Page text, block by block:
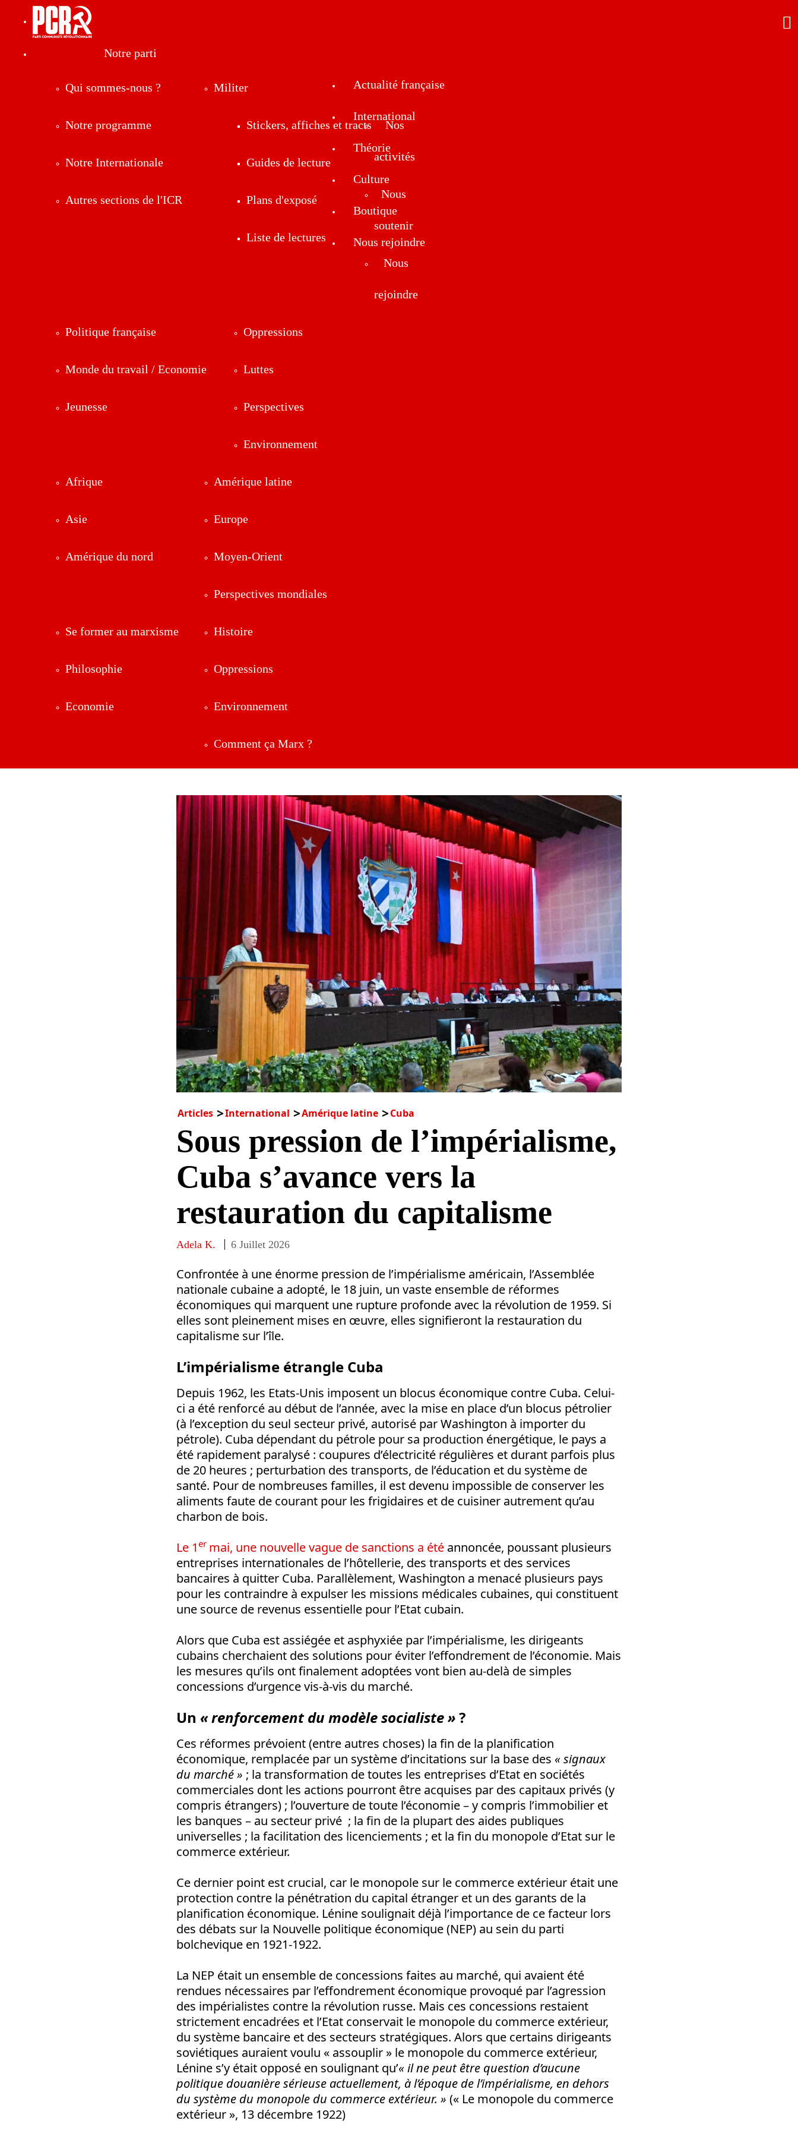
Notre parti
Qui sommes-nous ?
Notre programme
Notre Internationale
Autres sections de l'ICR
Militer
Stickers, affiches et tracts
Guides de lecture
Plans d'exposé
Liste de lectures
Nos
activités
Nous
soutenir
Nous
rejoindre
Actualité française
Politique française
Monde du travail / Economie
Jeunesse
Oppressions
Luttes
Perspectives
Environnement
International
Afrique
Asie
Amérique du nord
Amérique latine
Europe
Moyen-Orient
Perspectives mondiales
Théorie
Se former au marxisme
Philosophie
Economie
Histoire
Oppressions
Environnement
Comment ça Marx ?
Culture
Boutique
Nous rejoindre
Articles International Amérique latine Cuba
Sous pression de l’impérialisme,
Cuba s’avance vers la
restauration du capitalisme
Adela K. 6 Juillet 2026
Confrontée à une énorme pression de l’impérialisme américain, l’Assemblée
nationale cubaine a adopté, le 18 juin, un vaste ensemble de réformes
économiques qui marquent une rupture profonde avec la révolution de 1959. Si
elles sont pleinement mises en œuvre, elles signifieront la restauration du
capitalisme sur l’île.
L’impérialisme étrangle Cuba
Depuis 1962, les Etats-Unis imposent un blocus économique contre Cuba. Celui-
ci a été renforcé au début de l’année, avec la mise en place d’un blocus pétrolier
(à l’exception du seul secteur privé, autorisé par Washington à importer du
pétrole). Cuba dépendant du pétrole pour sa production énergétique, le pays a
été rapidement paralysé : coupures d’électricité régulières et durant parfois plus
de 20 heures ; perturbation des transports, de l’éducation et du système de
santé. Pour de nombreuses familles, il est devenu impossible de conserver les
aliments faute de courant pour les frigidaires et de cuisiner autrement qu’au
charbon de bois.
Le 1er mai, une nouvelle vague de sanctions a été annoncée, poussant plusieurs
entreprises internationales de l’hôtellerie, des transports et des services
bancaires à quitter Cuba. Parallèlement, Washington a menacé plusieurs pays
pour les contraindre à expulser les missions médicales cubaines, qui constituent
une source de revenus essentielle pour l’Etat cubain.
Alors que Cuba est assiégée et asphyxiée par l’impérialisme, les dirigeants
cubains cherchaient des solutions pour éviter l’effondrement de l’économie. Mais
les mesures qu’ils ont finalement adoptées vont bien au-delà de simples
concessions d’urgence vis-à-vis du marché.
Un « renforcement du modèle socialiste »?
Ces réformes prévoient (entre autres choses) la fin de la planification
économique, remplacée par un système d’incitations sur la base des « signaux
du marché » ; la transformation de toutes les entreprises d’Etat en sociétés
commerciales dont les actions pourront être acquises par des capitaux privés (y
compris étrangers) ; l’ouverture de toute l’économie – y compris l’immobilier et
les banques – au secteur privé ; la fin de la plupart des aides publiques
universelles ; la facilitation des licenciements ; et la fin du monopole d’Etat sur le
commerce extérieur.
Ce dernier point est crucial, car le monopole sur le commerce extérieur était une
protection contre la pénétration du capital étranger et un des garants de la
planification économique. Lénine soulignait déjà l’importance de ce facteur lors
des débats sur la Nouvelle politique économique (NEP) au sein du parti
bolchevique en 1921-1922.
La NEP était un ensemble de concessions faites au marché, qui avaient été
rendues nécessaires par l’effondrement économique provoqué par l’agression
des impérialistes contre la révolution russe. Mais ces concessions restaient
strictement encadrées et l’Etat conservait le monopole du commerce extérieur,
du système bancaire et des secteurs stratégiques. Alors que certains dirigeants
soviétiques auraient voulu « assouplir » le monopole du commerce extérieur,
Lénine s’y était opposé en soulignant qu’«il ne peut être question d’aucune
politique douanière sérieuse actuellement, à l’époque de l’impérialisme, en dehors
du système du monopole du commerce extérieur. » (« Le monopole du commerce
extérieur », 13 décembre 1922)